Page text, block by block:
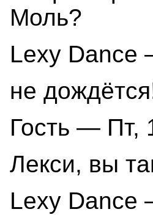
Моль?
Lexy Dance
не
Гость — Пт,
Лекси, вы
Lexy Dance